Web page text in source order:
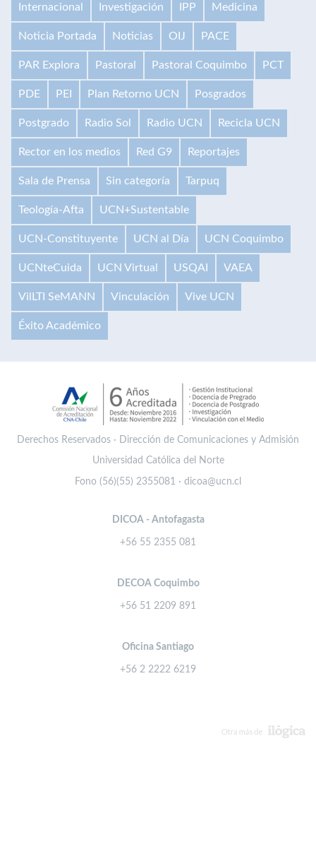
Internacional Investigación IPP Medicina
Noticia Portada Noticias OIJ PACE
PAR Explora Pastoral Pastoral Coquimbo PCT
PDE PEI Plan Retorno UCN Posgrados
Postgrado Radio Sol Radio UCN Recicla UCN
Rector en los medios Red G9 Reportajes
Sala de Prensa Sin categoría Tarpuq
Teología-Afta UCN+Sustentable
UCN-Constituyente UCN al Día UCN Coquimbo
UCNteCuida UCN Virtual USQAI VAEA
VilLTI SeMANN Vinculación Vive UCN
Éxito Académico
Derechos Reservados · Dirección de Comunicaciones y Admisión
Universidad Católica del Norte
Fono (56)(55) 2355081 · dicoa@ucn.cl
DICOA - Antofagasta
+56 55 2355 081
DECOA Coquimbo
+56 51 2209 891
Oficina Santiago
+56 2 2222 6219